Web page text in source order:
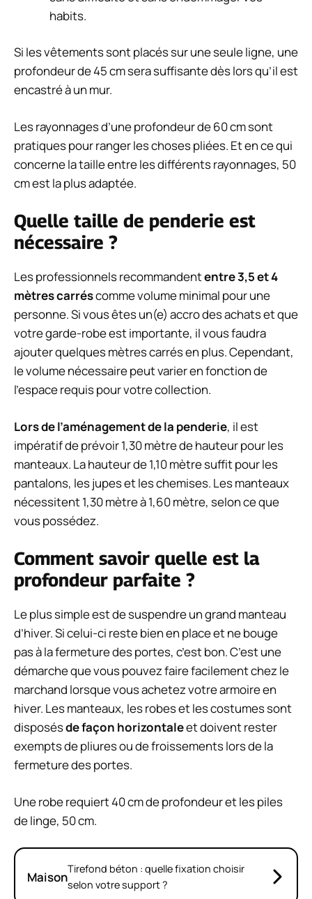
habits.
Si les vêtements sont placés sur une seule ligne, une
profondeur de 45 cm sera suffisante dès lors qu’il est
encastré à un mur.
Les rayonnages d’une profondeur de 60 cm sont
pratiques pour ranger les choses pliées. Et en ce qui
concerne la taille entre les différents rayonnages, 50
cm est la plus adaptée.
Quelle taille de penderie est
nécessaire ?
Les professionnels recommandententre 3,5 et 4
mètres carréscomme volume minimal pour une
personne. Si vous êtes un(e) accro des achats et que
votre garde-robe est importante, il vous faudra
ajouter quelques mètres carrés en plus. Cependant,
le volume nécessaire peut varier en fonction de
l’espace requis pour votre collection.
Lors de l’aménagement de la penderie, il est
impératif de prévoir 1,30 mètre de hauteur pour les
manteaux. La hauteur de 1,10 mètre suffit pour les
pantalons, les jupes et les chemises. Les manteaux
nécessitent 1,30 mètre à 1,60 mètre, selon ce que
vous possédez.
Comment savoir quelle est la
profondeur parfaite ?
Le plus simple est de suspendre un grand manteau
d’hiver. Si celui-ci reste bien en place et ne bouge
pas à la fermeture des portes, c’est bon. C’est une
démarche que vous pouvez faire facilement chez le
marchand lorsque vous achetez votre armoire en
hiver. Les manteaux, les robes et les costumes sont
disposésde façon horizontaleet doivent rester
exempts de pliures ou de froissements lors de la
fermeture des portes.
Une robe requiert 40 cm de profondeur et les piles
de linge, 50 cm.
MaisonTirefond béton : quelle fixation choisir
selon votre support ?